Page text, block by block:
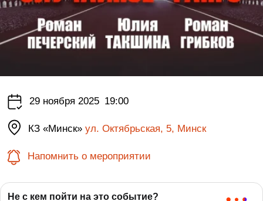
29 ноября 2025 19:00
КЗ «Минск»ул. Октябрьская, 5, Минск
Напомнить о мероприятии